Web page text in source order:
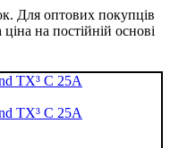
Для оптових покупців
на постійній основі